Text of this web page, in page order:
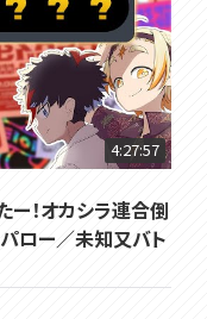
4:27:57
ー！オカシラ連合倒
ロー／未知又バト